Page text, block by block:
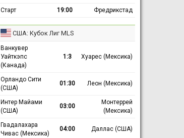
Старт
19:00 Фредрикстад
США: Кубок Лиг MLS
Ванкувер
Уайткэпс
(Канада)
1:3 Хуарес (Мексика)
Орландо Сити
(США)
01:30 Леон (Мексика)
Интер Майами
(США)
03:00
Монтеррей
(Мексика)
Гвадалахара
Чивас (Мексика)
04:00 Даллас (США)